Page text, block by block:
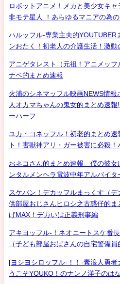
ロボットアニメ！メカと美少女キャ
非モテ星人 ！あらゆるマニアの為
ハルッフル-専業主夫的YOUTUBER
ンおたく！初老人の介護生活！激動
アニゲタレスト（元祖！アニメッ
ナベ的まとめ速報
火浦のシネマッフル映画NEWS情
人オカマちゃんの鬼女的まとめ速
ーハーフ
ユカ・ヨネッフル！初老的まとめ
ト！害獣神アリ・ガー被害に必殺
おネコさん的まとめ速報 僕の彼女
ンタルメンヘラ電波中年アルバイ
スケバン！デカッフルまっくす（
供部屋おじさんヒロシ之古惑仔的
げMAX！デカいは正義刑事編
アキヨッフル-！ネオニートスケ番
（子ども部屋おばさんの自宅警備員
[ヨシヨシロッフル-！！-素浪人勇者
うこそYOUKO！のナンノ洋子のは